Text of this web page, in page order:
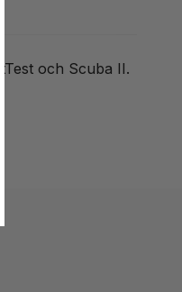
och Scuba II.